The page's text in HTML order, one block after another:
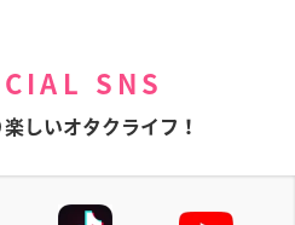
SNS
しいオタクライフ！